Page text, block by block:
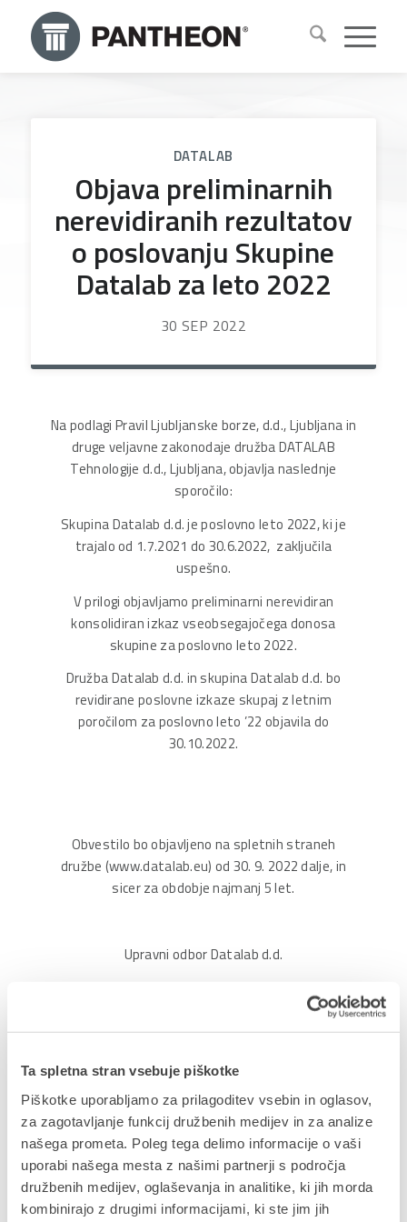
Ta spletna stran vsebuje piškotke
Piškotke uporabljamo za prilagoditev vsebin in oglasov,
za zagotavljanje funkcij družbenih medijev in za analize
našega prometa. Poleg tega delimo informacije o vaši
uporabi našega mesta z našimi partnerji s področja
družbenih medijev, oglaševanja in analitike, ki jih morda
kombinirajo z drugimi informacijami, ki ste jim jih
DATALAB
Objava preliminarnih
nerevidiranih rezultatov
o poslovanju Skupine
Datalab za leto 2022
30 SEP 2022
Na podlagi Pravil Ljubljanske borze, d.d., Ljubljana in
druge veljavne zakonodaje družba DATALAB
Tehnologije d.d., Ljubljana, objavlja naslednje
sporočilo:
Skupina Datalab d.d. je poslovno leto 2022, ki je
trajalo od 1.7.2021 do 30.6.2022, zaključila
uspešno.
V prilogi objavljamo preliminarni nerevidiran
konsolidiran izkaz vseobsegajočega donosa
skupine za poslovno leto 2022.
Družba Datalab d.d. in skupina Datalab d.d. bo
revidirane poslovne izkaze skupaj z letnim
poročilom za poslovno leto ’22 objavila do
30.10.2022.
Obvestilo bo objavljeno na spletnih straneh
družbe (www.datalab.eu) od 30. 9. 2022 dalje, in
sicer za obdobje najmanj 5 let.
Upravni odbor Datalab d.d.
Preliminarni nerevidirani rezultati
poslovanja za FY22
Delite prispevek